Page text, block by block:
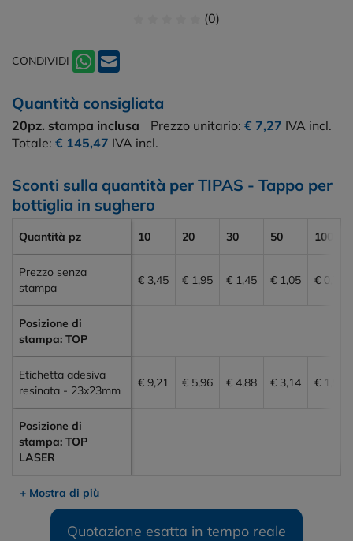
(0)
CONDIVIDI
Quantità consigliata
20pz. stampa inclusa Prezzo unitario: € 7,27 IVA incl.
Totale: € 145,47 IVA incl.
Sconti sulla quantità per TIPAS - Tappo per
bottiglia in sughero
Quantità pz 10 20 30 50 100
Prezzo senza
stampa
€ 3,45 € 1,95 € 1,45 € 1,05 € 0,75
Posizione di
stampa: TOP
Etichetta adesiva
resinata - 23x23mm
€ 9,21 € 5,96 € 4,88 € 3,14 € 1,95
Posizione di
stampa: TOP
LASER
+ Mostra di più
Quotazione esatta in tempo reale